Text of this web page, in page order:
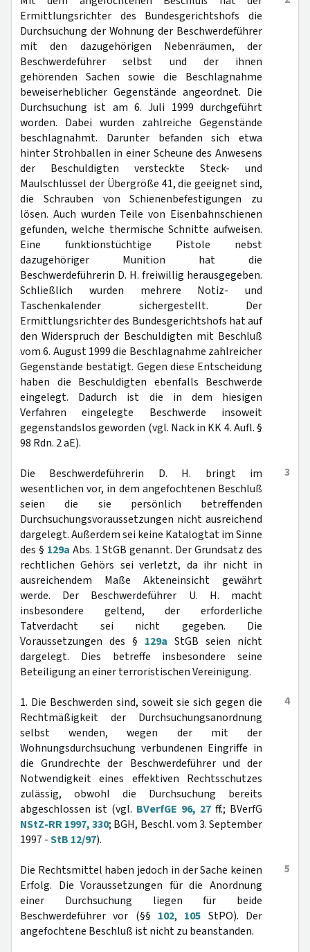
Ermittlungsrichter des Bundesgerichtshofs die
Durchsuchung der Wohnung der Beschwerdeführer
mit den dazugehörigen Nebenräumen, der
Beschwerdeführer selbst und der ihnen
gehörenden Sachen sowie die Beschlagnahme
beweiserheblicher Gegenstände angeordnet. Die
Durchsuchung ist am 6. Juli 1999 durchgeführt
worden. Dabei wurden zahlreiche Gegenstände
beschlagnahmt. Darunter befanden sich etwa
hinter Strohballen in einer Scheune des Anwesens
der Beschuldigten versteckte Steck- und
Maulschlüssel der Übergröße 41, die geeignet sind,
die Schrauben von Schienenbefestigungen zu
lösen. Auch wurden Teile von Eisenbahnschienen
gefunden, welche thermische Schnitte aufweisen.
Eine funktionstüchtige Pistole nebst
dazugehöriger Munition hat die
Beschwerdeführerin D. H. freiwillig herausgegeben.
Schließlich wurden mehrere Notiz- und
Taschenkalender sichergestellt. Der
Ermittlungsrichter des Bundesgerichtshofs hat auf
den Widerspruch der Beschuldigten mit Beschluß
vom 6. August 1999 die Beschlagnahme zahlreicher
Gegenstände bestätigt. Gegen diese Entscheidung
haben die Beschuldigten ebenfalls Beschwerde
eingelegt. Dadurch ist die in dem hiesigen
Verfahren eingelegte Beschwerde insoweit
gegenstandslos geworden (vgl. Nack in KK 4. Aufl. §
98 Rdn. 2 aE).
3
Die Beschwerdeführerin D. H. bringt im
wesentlichen vor, in dem angefochtenen Beschluß
seien die sie persönlich betreffenden
Durchsuchungsvoraussetzungen nicht ausreichend
dargelegt. Außerdem sei keine Katalogtat im Sinne
des § 129a Abs. 1 StGB genannt. Der Grundsatz des
rechtlichen Gehörs sei verletzt, da ihr nicht in
ausreichendem Maße Akteneinsicht gewährt
werde. Der Beschwerdeführer U. H. macht
insbesondere geltend, der erforderliche
Tatverdacht sei nicht gegeben. Die
Voraussetzungen des § 129a StGB seien nicht
dargelegt. Dies betreffe insbesondere seine
Beteiligung an einer terroristischen Vereinigung.
4
1. Die Beschwerden sind, soweit sie sich gegen die
Rechtmäßigkeit der Durchsuchungsanordnung
selbst wenden, wegen der mit der
Wohnungsdurchsuchung verbundenen Eingriffe in
die Grundrechte der Beschwerdeführer und der
Notwendigkeit eines effektiven Rechtsschutzes
zulässig, obwohl die Durchsuchung bereits
abgeschlossen ist (vgl. BVerfGE 96, 27 ff.; BVerfG
NStZ-RR 1997, 330; BGH, Beschl. vom 3. September
1997 -StB 12/97).
5
Die Rechtsmittel haben jedoch in der Sache keinen
Erfolg. Die Voraussetzungen für die Anordnung
einer Durchsuchung liegen für beide
Beschwerdeführer vor (§§ 102, 105 StPO). Der
angefochtene Beschluß ist nicht zu beanstanden.